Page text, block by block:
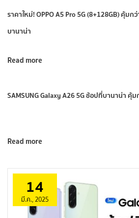
ราคาใหม่! OPPO A5 Pro 5G (8+128GB) คุ้มก
บานาน่า
Read more
SAMSUNG Galaxy A26 5G ช้อปที่บานาน่า คุ้ม
Read more
14
มี.ค., 2025